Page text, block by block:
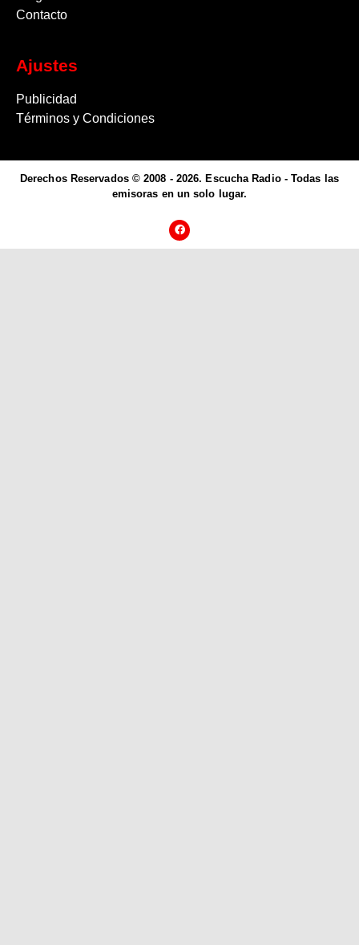
Contacto
Ajustes
Publicidad
Términos y Condiciones
Derechos Reservados © 2008 - 2026. Escucha Radio - Todas las
emisoras en un solo lugar.